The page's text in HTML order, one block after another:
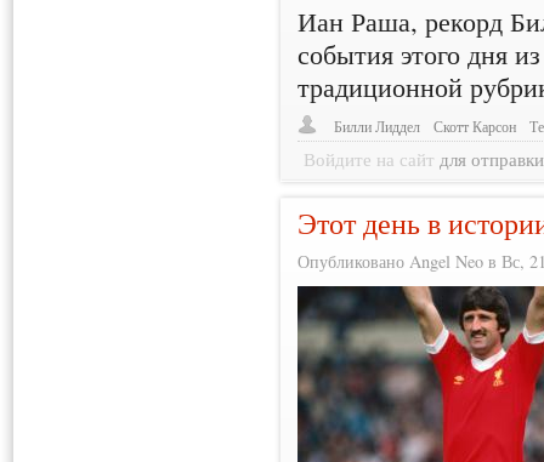
Иан Раша, рекорд
события этого дня
традиционной
Билли Лиддел Скотт Карсон
Войдите на сайт для
Этот день в
Опубликовано Angel Neo в Вс,